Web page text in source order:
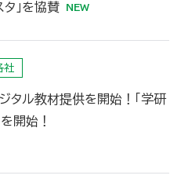
タ」を協賛
社
タル教材提供を開始！「学研
開始！